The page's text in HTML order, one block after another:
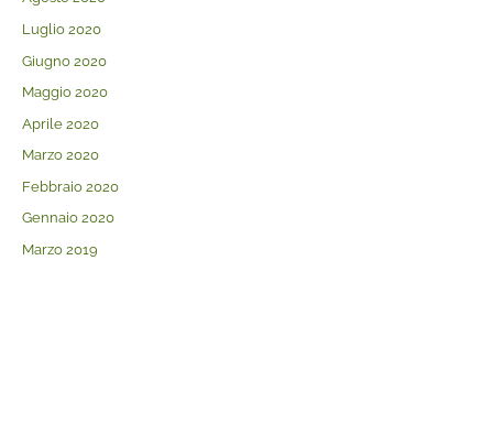
Luglio 2020
Giugno 2020
Maggio 2020
Aprile 2020
Marzo 2020
Febbraio 2020
Gennaio 2020
Marzo 2019